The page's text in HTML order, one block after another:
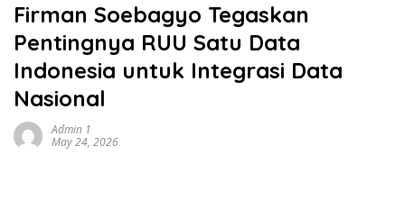
Firman Soebagyo Tegaskan
Pentingnya RUU Satu Data
Indonesia untuk Integrasi Data
Nasional
Admin 1
May 24, 2026